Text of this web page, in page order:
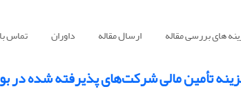
های بررسی مقاله ارسال مقاله داوران تماس
هزینه تأمین مالی شرکت‌های پذیرفته شده در